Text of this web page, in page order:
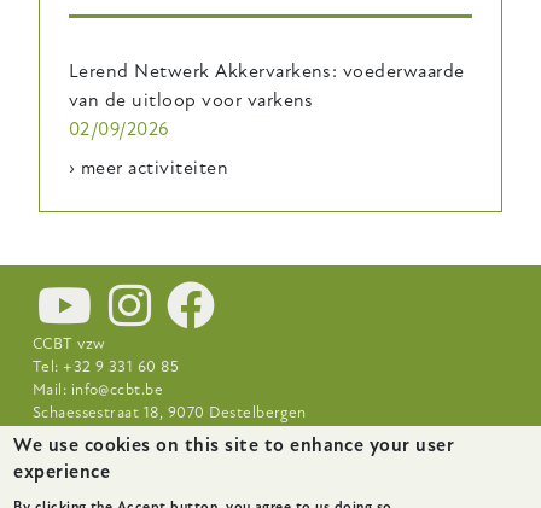
Lerend Netwerk Akkervarkens: voederwaarde
van de uitloop voor varkens
02/09/2026
› meer activiteiten
CCBT vzw
Tel: +32 9 331 60 85
Mail: info@ccbt.be
Schaessestraat 18, 9070 Destelbergen
Footer-
menu
Nieuws Over CCBT Praktijkcentra
We use cookies on this site to enhance your user
experience